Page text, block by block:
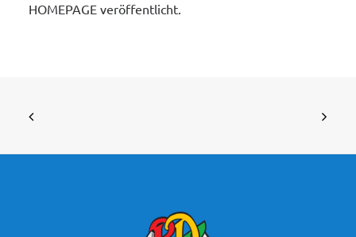
HOMEPAGE veröffentlicht.